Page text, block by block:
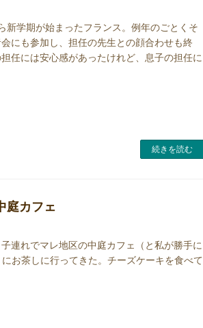
学期が始まったフランス。例年のごとくそ
にも参加し、担任の先生との顔合わせも終
任には安心感があったけれど、息子の担任に
続きを読む
庭カフェ
連れでマレ地区の中庭カフェ（と私が勝手に
お茶しに行ってきた。チーズケーキを食べて